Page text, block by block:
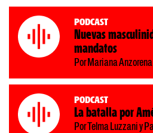
Podcast
Nuevas
mandatos
Por Mariana Anzorena
Podcast
La batalla por
Por Telma Luzzani y